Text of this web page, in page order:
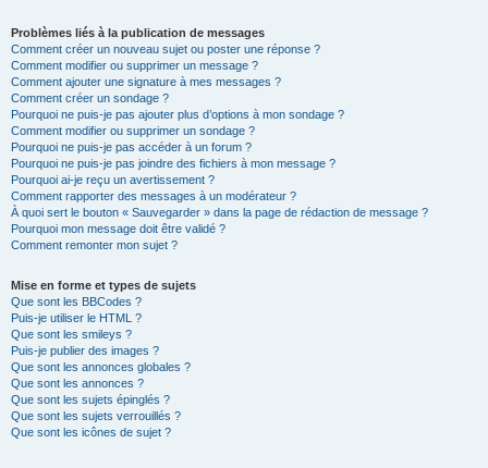
Problèmes liés à la publication de messages
Comment créer un nouveau sujet ou poster une réponse ?
Comment modifier ou supprimer un message ?
Comment ajouter une signature à mes messages ?
Comment créer un sondage ?
Pourquoi ne puis-je pas ajouter plus d’options à mon sondage ?
Comment modifier ou supprimer un sondage ?
Pourquoi ne puis-je pas accéder à un forum ?
Pourquoi ne puis-je pas joindre des fichiers à mon message ?
Pourquoi ai-je reçu un avertissement ?
Comment rapporter des messages à un modérateur ?
À quoi sert le bouton « Sauvegarder » dans la page de rédaction de message ?
Pourquoi mon message doit être validé ?
Comment remonter mon sujet ?
Mise en forme et types de sujets
Que sont les BBCodes ?
Puis-je utiliser le HTML ?
Que sont les smileys ?
Puis-je publier des images ?
Que sont les annonces globales ?
Que sont les annonces ?
Que sont les sujets épinglés ?
Que sont les sujets verrouillés ?
Que sont les icônes de sujet ?